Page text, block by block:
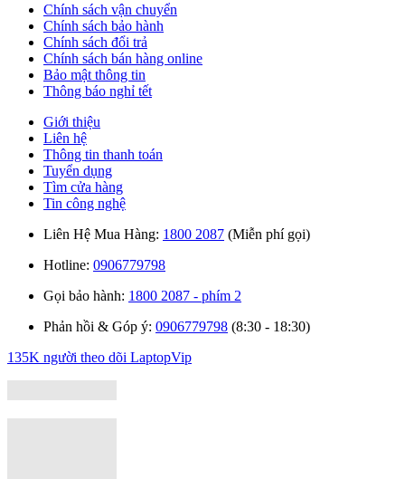
Chính sách vận chuyển
Chính sách bảo hành
Chính sách đổi trả
Chính sách bán hàng online
Bảo mật thông tin
Thông báo nghỉ tết
Giới thiệu
Liên hệ
Thông tin thanh toán
Tuyển dụng
Tìm cửa hàng
Tin công nghệ
Liên Hệ Mua Hàng: 1800 2087 (Miễn phí gọi)
Hotline: 0906779798
Gọi bảo hành: 1800 2087 - phím 2
Phản hồi & Góp ý: 0906779798 (8:30 - 18:30)
135K người theo dõi LaptopVip